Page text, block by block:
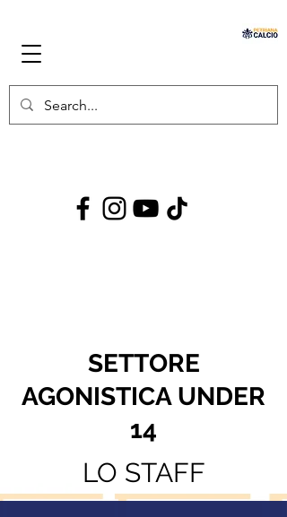
SETTORE
AGONISTICA UNDER
14
LO STAFF